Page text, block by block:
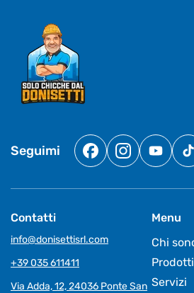
Seguimi
FacebookInstagram
YouTube
Contatti
info@donisettisrl.com
+39 035 611411
Via Adda, 12, 24036 Ponte San
Menu
Chi
Prodotti
Servizi